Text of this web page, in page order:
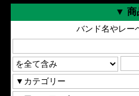
▼ 商
バンド名やレー